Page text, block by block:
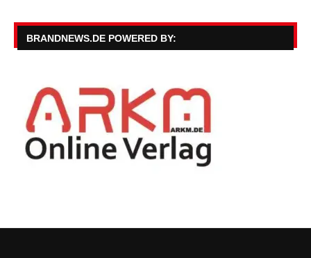
BRANDNEWS.DE POWERED BY: